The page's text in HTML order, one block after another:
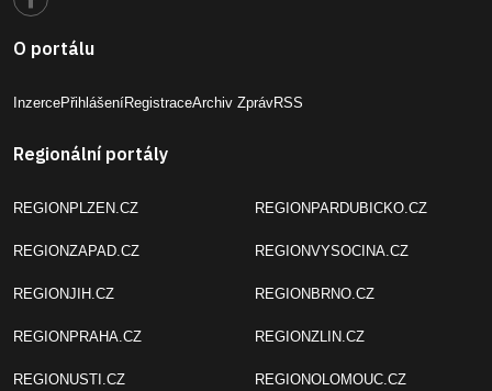
O portálu
InzercePřihlášeníRegistraceArchiv ZprávRSS
Regionální portály
REGIONPLZEN.CZ
REGIONZAPAD.CZ
REGIONJIH.CZ
REGIONPRAHA.CZ
REGIONUSTI.CZ
REGIONPARDUBICKO.CZ
REGIONVYSOCINA.CZ
REGIONBRNO.CZ
REGIONZLIN.CZ
REGIONOLOMOUC.CZ